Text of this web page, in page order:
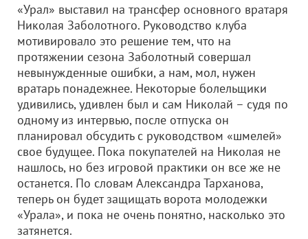
«Урал» выставил на трансфер основного вратаря
Николая Заболотного. Руководство клуба
мотивировало это решение тем, что на
протяжении сезона Заболотный совершал
невынужденные ошибки, а нам, мол, нужен
вратарь понадежнее. Некоторые болельщики
удивились, удивлен был и сам Николай – судя по
одному из интервью, после отпуска он
планировал обсудить с руководством «шмелей»
свое будущее. Пока покупателей на Николая не
нашлось, но без игровой практики он все же не
останется. По словам Александра Тарханова,
теперь он будет защищать ворота молодежки
«Урала», и пока не очень понятно, насколько это
затянется.